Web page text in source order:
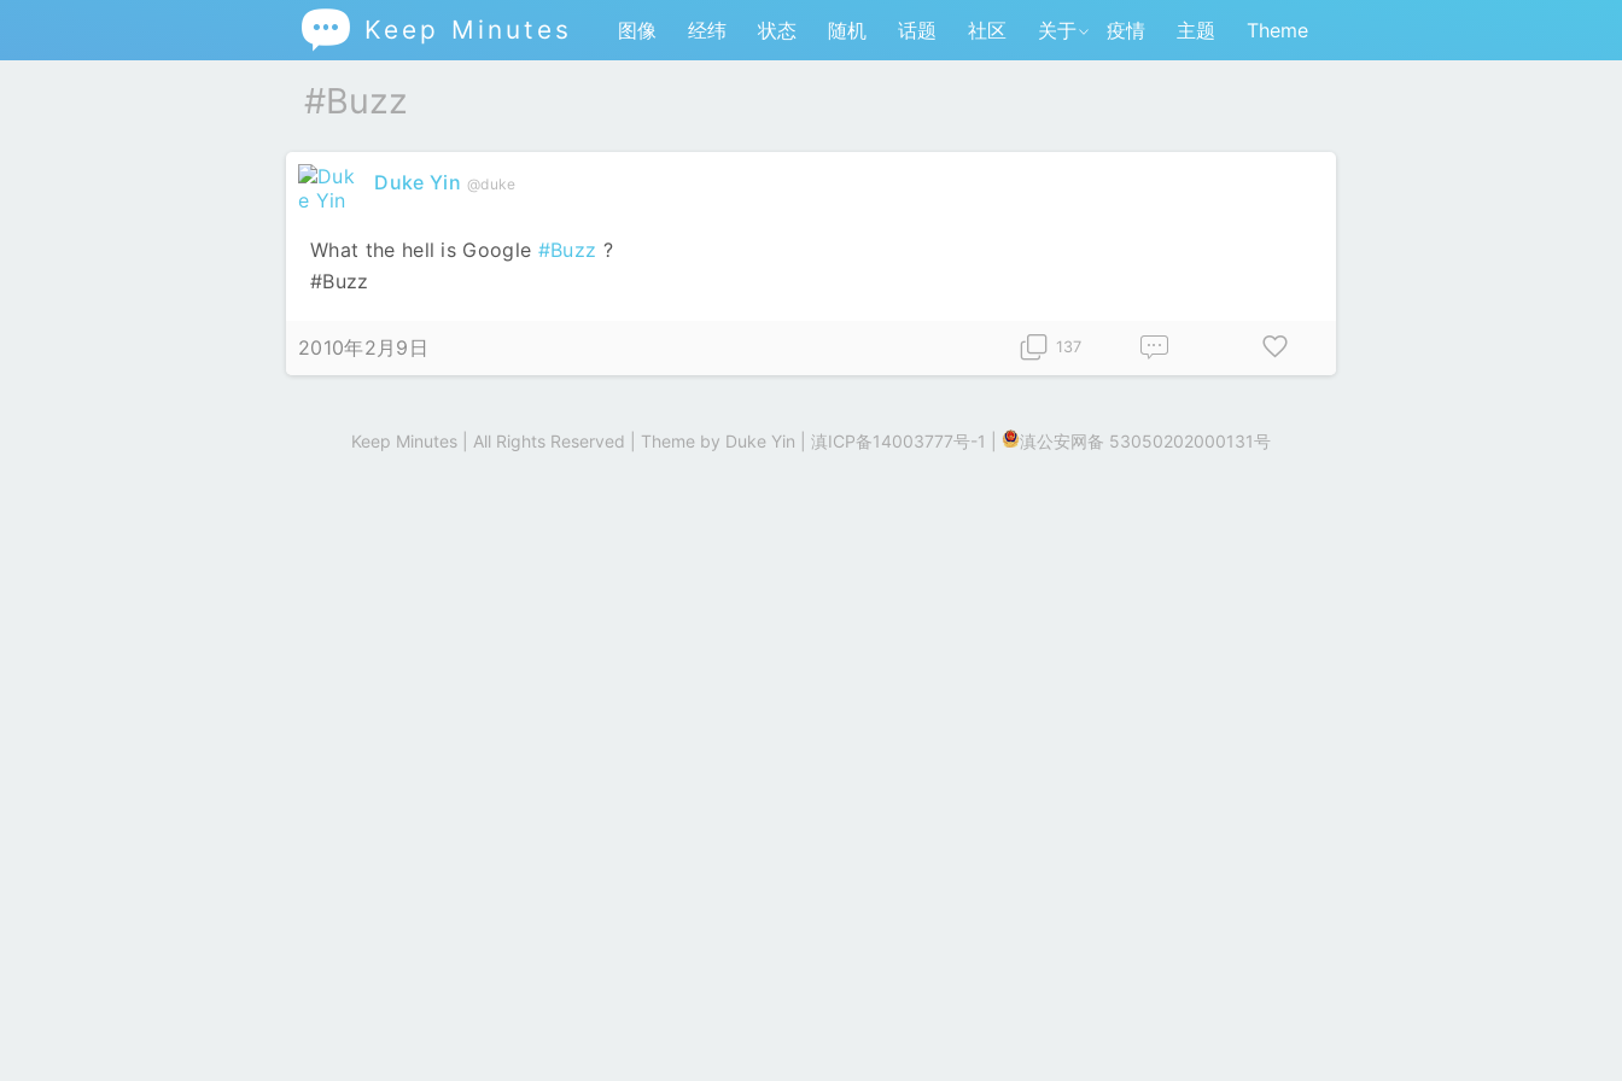
 Keep Minutes 图像 经纬 状态 随机 话题 社区 关于 疫情 主题 Theme
#Buzz
Duke Yin @duke
What the hell is Google #Buzz ?
#Buzz
2010年2月9日 137
Keep Minutes | All Rights Reserved | Theme by Duke Yin 滇ICP备14003777号-1 滇公安网备 53050202000131号